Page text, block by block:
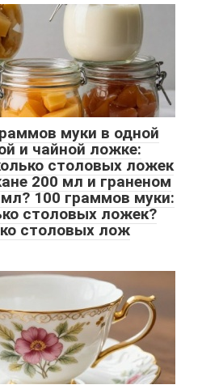
муки в одной
и чайной ложке:
столовых ложек
200 мл и граненом
100 граммов муки:
столовых ложек?
столовых лож